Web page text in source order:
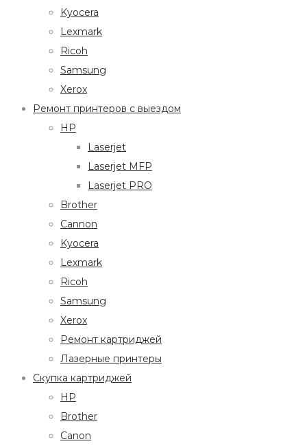
Kyocera
Lexmark
Ricoh
Samsung
Xerox
Ремонт принтеров с выездом
HP
Laserjet
Laserjet MFP
Laserjet PRO
Brother
Cannon
Kyocera
Lexmark
Ricoh
Samsung
Xerox
Ремонт картриджей
Лазерные принтеры
Скупка картриджей
HP
Brother
Canon